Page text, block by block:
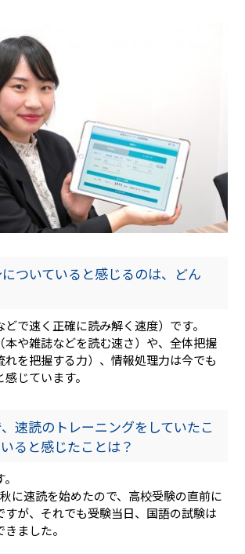
ついていると感じるのは、どん
で速く正確に読み解く速度）です。
本や雑誌などを読む速さ）や、全体把握
れを把握する力）、情報処理力は今でも
じています。
速読のトレーニングをしていたこ
ると感じたことは？
に速読を始めたので、高校受験の直前に
すが、それでも受験当日、国語の試験は
ました。